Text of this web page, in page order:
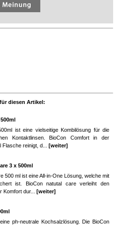
diesen Artikel:
ist eine vielseitige Kombilösung für die
Kontaktlinsen. BioCon Comfort in der
Flasche reinigt, d... [weiter]
3 x 500ml
500 ml ist eine All-in-One Lösung, welche mit
ist. BioCon natutal care verleiht den
Komfort dur... [weiter]
ph-neutrale Kochsalzlösung. Die BioCon